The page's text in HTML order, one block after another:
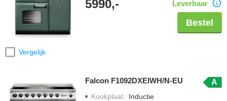
Vergelijk
5990,- Leverbaar
Bestel
Falcon F1092DXEIWH/N-EU A
Kookplaat: Inductie